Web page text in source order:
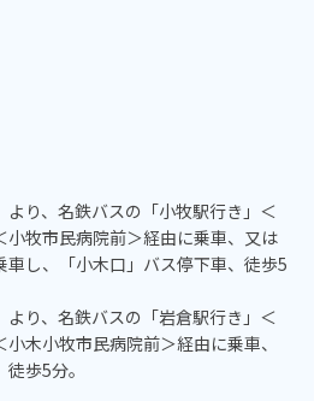
より、名鉄バスの「小牧駅行き」＜
小牧市民病院前＞経由に乗車、又は
車し、「小木口」バス停下車、徒歩5
より、名鉄バスの「岩倉駅行き」＜
木小牧市民病院前＞経由に乗車、
徒歩5分。